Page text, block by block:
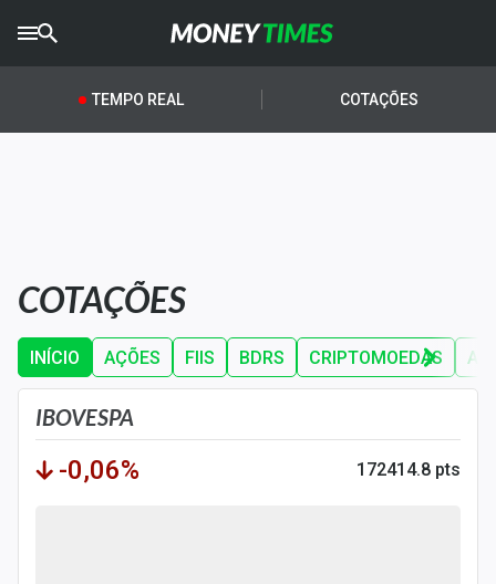
CRYPTOTIMES
AGROTIMES
Newsletters
Money Trader
Anuncie
Últimas Notícias
TEMPO REAL COTAÇÕES
COTAÇÕES
INÍCIO AÇÕES FIIS BDRS CRIPTOMOEDAS
IBOVESPA
-0,06% 172414.8 pts